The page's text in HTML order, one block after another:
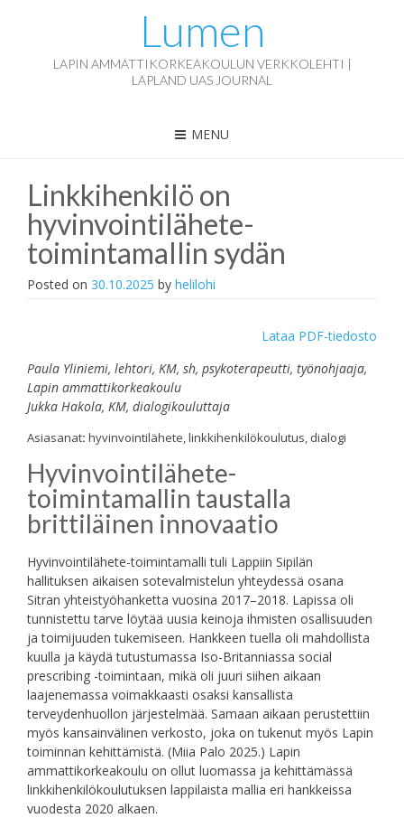
Lumen
LAPIN AMMATTIKORKEAKOULUN VERKKOLEHTI |
LAPLAND UAS JOURNAL
MENU
Linkkihenkilö on
hyvinvointilähete-
toimintamallin sydän
Posted on 30.10.2025 by helilohi
Lataa PDF-tiedosto
Paula Yliniemi, lehtori, KM, sh, psykoterapeutti, työnohjaaja,
Lapin ammattikorkeakoulu
Jukka Hakola, KM, dialogikouluttaja
Asiasanat: hyvinvointilähete, linkkihenkilökoulutus, dialogi
Hyvinvointilähete-
toimintamallin taustalla
brittiläinen innovaatio
Hyvinvointilähete-toimintamalli tuli Lappiin Sipilän
hallituksen aikaisen sotevalmistelun yhteydessä osana
Sitran yhteistyöhanketta vuosina 2017–2018. Lapissa oli
tunnistettu tarve löytää uusia keinoja ihmisten osallisuuden
ja toimijuuden tukemiseen. Hankkeen tuella oli mahdollista
kuulla ja käydä tutustumassa Iso-Britanniassa social
prescribing -toimintaan, mikä oli juuri siihen aikaan
laajenemassa voimakkaasti osaksi kansallista
terveydenhuollon järjestelmää. Samaan aikaan perustettiin
myös kansainvälinen verkosto, joka on tukenut myös Lapin
toiminnan kehittämistä. (Miia Palo 2025.) Lapin
ammattikorkeakoulu on ollut luomassa ja kehittämässä
linkkihenkilökoulutuksen lappilaista mallia eri hankkeissa
vuodesta 2020 alkaen.